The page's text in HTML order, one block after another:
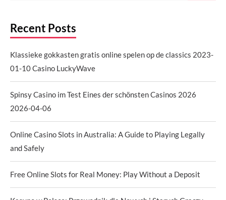
Recent Posts
Klassieke gokkasten gratis online spelen op de classics 2023-
01-10 Casino LuckyWave
Spinsy Casino im Test Eines der schönsten Casinos 2026
2026-04-06
Online Casino Slots in Australia: A Guide to Playing Legally
and Safely
Free Online Slots for Real Money: Play Without a Deposit